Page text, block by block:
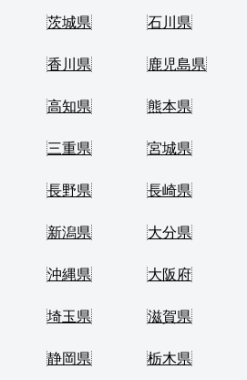
茨城県 石川県
香川県 鹿児島県
高知県 熊本県
三重県 宮城県
長野県 長崎県
新潟県 大分県
沖縄県 大阪府
埼玉県 滋賀県
静岡県 栃木県